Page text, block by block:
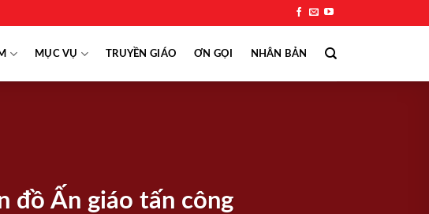
MỤC VỤ TRUYỀN GIÁO ƠN GỌI NHÂN BẢN
đồ Ấn giáo tấn công